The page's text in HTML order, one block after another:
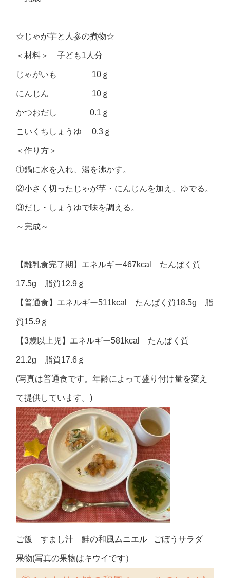
☆じゃが芋と人参の煮物☆
＜材料＞ 子ども1人分
じゃがいも 10ｇ
にんじん 10ｇ
かつおだし 0.1ｇ
こいくちしょうゆ 0.3ｇ
＜作り方＞
①鍋に水を入れ、湯を沸かす。
②小さく切ったじゃが芋・にんじんを加え、ゆでる。
③だし・しょうゆで味を調える。
～完成～
【離乳食完了期】エネルギー467kcal たんぱく質
17.5g 脂質12.9ｇ
【普通食】エネルギー511kcal たんぱく質18.5g 脂
質15.9ｇ
【3歳以上児】エネルギー581kcal たんぱく質
21.2g 脂質17.6ｇ
(写真は普通食です。年齢によって盛り付け量を変え
て提供しています。)
ご飯 すまし汁 鮭の和風ムニエル ごぼうサラダ
果物(写真の果物はキウイです）